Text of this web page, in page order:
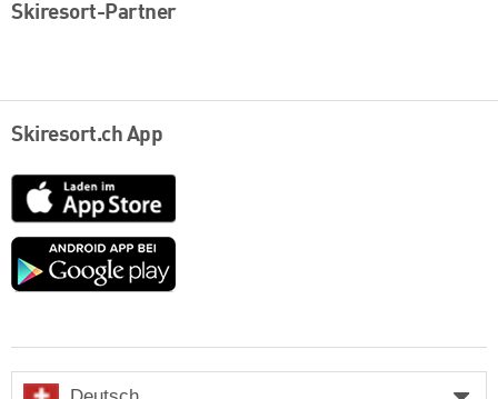
Skiresort-Partner
Skiresort.ch App
App
Store
Google